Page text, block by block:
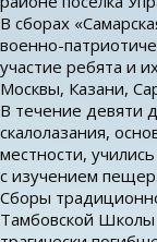
В сборах
военно-
участие ребята и
Москвы, Казани,
В течение девяти
скалолазания,
местности,
с изучением пещер.
Сборы
Тамбовской Школы